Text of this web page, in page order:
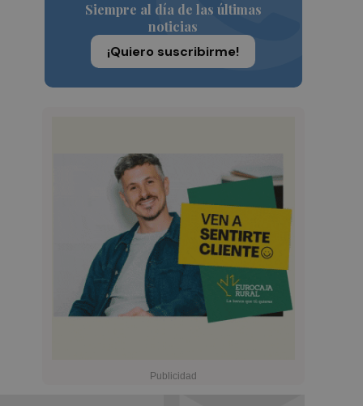
Siempre al día de las últimas
noticias
¡Quiero suscribirme!